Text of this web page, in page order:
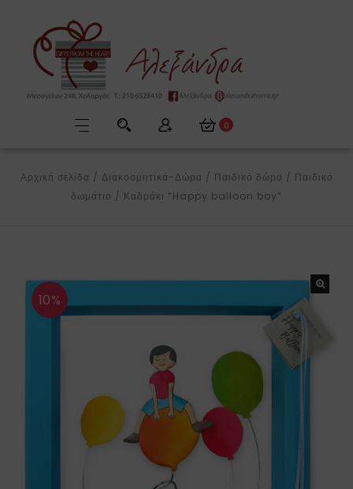
0
Αρχική σελίδα / Διακοσμητικά-Δώρα / Παιδικό δώρο / Παιδικό
δωμάτιο / Καδράκι “Happy balloon boy”
10%